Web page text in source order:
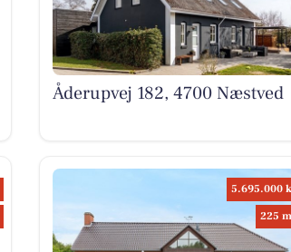
Åderupvej 182, 4700 Næstved
5.695.000
225